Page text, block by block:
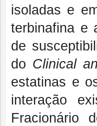
isoladas e
terbinafina e
de
do Clinical
estatinas e
interação
Fracionário